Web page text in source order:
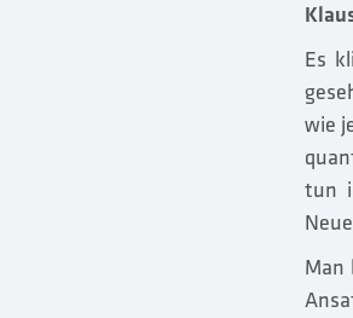
Es
wie
tun
Man